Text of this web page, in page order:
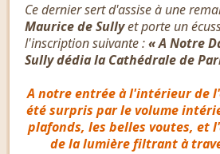
Ce dernier sert d'assise à une
Maurice de Sullyet porte un
l'inscription suivante :« A Notre
Sully dédia la Cathédrale de
A notre entrée à l'intérieur de
été surpris par le volume
plafonds, les belles voutes, et
de la lumière filtrant à